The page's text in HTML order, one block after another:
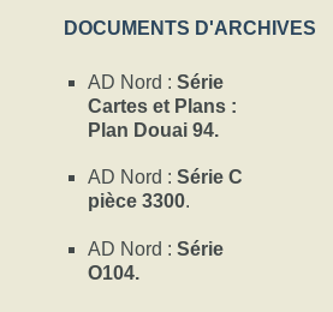
DOCUMENTS D'ARCHIVES
AD Nord : Série
Cartes et Plans :
Plan Douai 94.
AD Nord : Série C
pièce 3300.
AD Nord : Série
O104.